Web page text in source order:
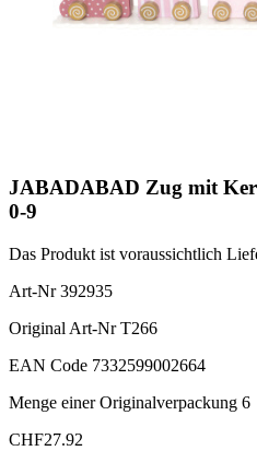
JABADABAD Zug mit
0-9
Das Produkt ist voraussichtlich
Art-Nr392935
Original Art-NrT266
EAN Code 7332599002664
Menge einer Originalverpackung 6
CHF27.92